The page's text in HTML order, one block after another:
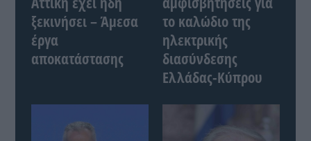
ξεκινήσει – Άμεσα
έργα
αποκατάστασης
το καλώδιο της
ηλεκτρικής
διασύνδεσης
Ελλάδας-Κύπρου